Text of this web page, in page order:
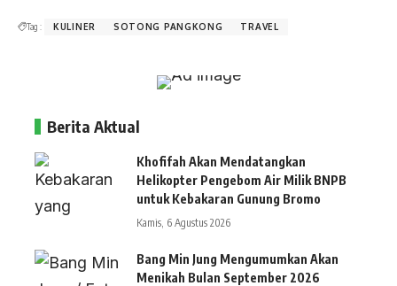
Tag : KULINER SOTONG PANGKONG TRAVEL
Berita Aktual
Khofifah Akan Mendatangkan
Helikopter Pengebom Air Milik BNPB
untuk Kebakaran Gunung Bromo
Kamis, 6 Agustus 2026
Bang Min Jung Mengumumkan Akan
Menikah Bulan September 2026